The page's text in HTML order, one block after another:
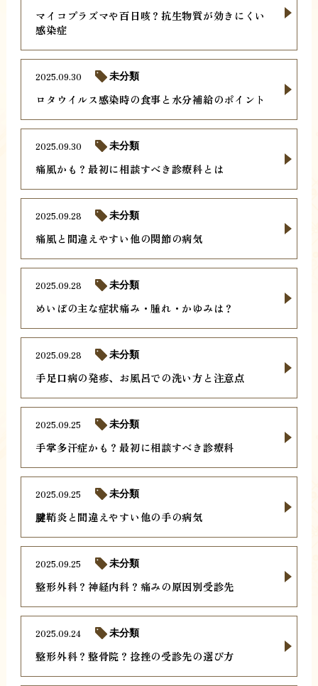
マイコプラズマや百日咳？抗生物質が効きにくい
感染症
ロタウイルス感染時の食事と水分補給のポイント
2025.09.30 未分類
痛風かも？最初に相談すべき診療科とは
2025.09.30 未分類
痛風と間違えやすい他の関節の病気
2025.09.28 未分類
めいぼの主な症状痛み・腫れ・かゆみは？
2025.09.28 未分類
手足口病の発疹、お風呂での洗い方と注意点
2025.09.28 未分類
手掌多汗症かも？最初に相談すべき診療科
2025.09.25 未分類
腱鞘炎と間違えやすい他の手の病気
2025.09.25 未分類
整形外科？神経内科？痛みの原因別受診先
2025.09.25 未分類
整形外科？整骨院？捻挫の受診先の選び方
2025.09.24 未分類